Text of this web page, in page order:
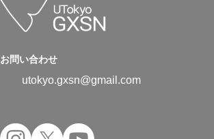
お問い合わせ
utokyo.gxsn@gmail.com